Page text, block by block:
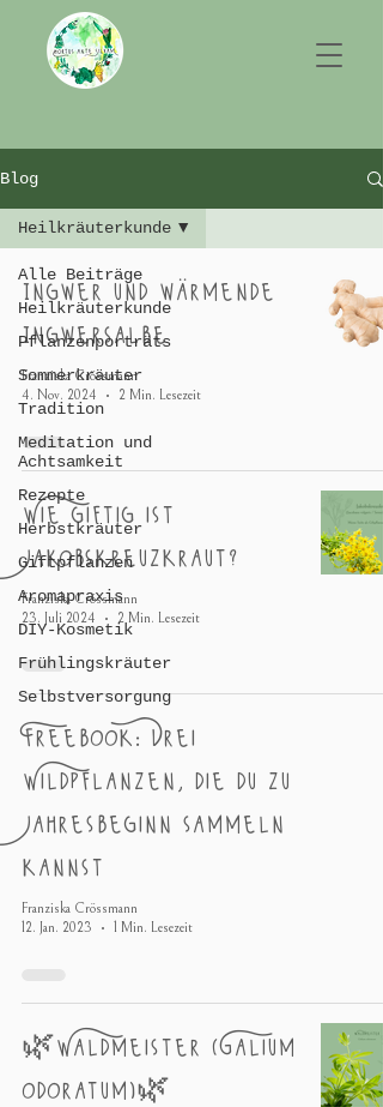
Blog
Alle Beiträge
Heilkräuterkunde
Pflanzenporträts
Sommerkräuter
Tradition
Meditation und
Achtsamkeit
Rezepte
Herbstkräuter
Giftpflanzen
Aromapraxis
DIY-Kosmetik
Frühlingskräuter
Selbstversorgung
Heilkräuterkunde
Ingwer und wärmende
Ingwersalbe
Franziska Crössmann
4. Nov. 2024
2 Min. Lesezeit
Wie giftig ist
Jakobskreuzkraut?
Franziska Crössmann
23. Juli 2024
2 Min. Lesezeit
Freebook: Drei
Wildpflanzen, die du zu
Jahresbeginn sammeln
kannst
Franziska Crössmann
12. Jan. 2023
1 Min. Lesezeit
🌿Waldmeister (Galium
odoratum)🌿